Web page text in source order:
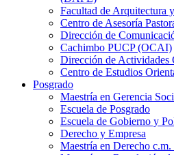
Facultad de Arquitectura
Centro de Asesoría
Dirección de
Cachimbo PUCP (OCAI)
Dirección de Actividades
Centro de Estudios
Posgrado
Maestría en Gerencia
Escuela de Posgrado
Escuela de Gobierno y
Derecho y Empresa
Maestría en Derecho